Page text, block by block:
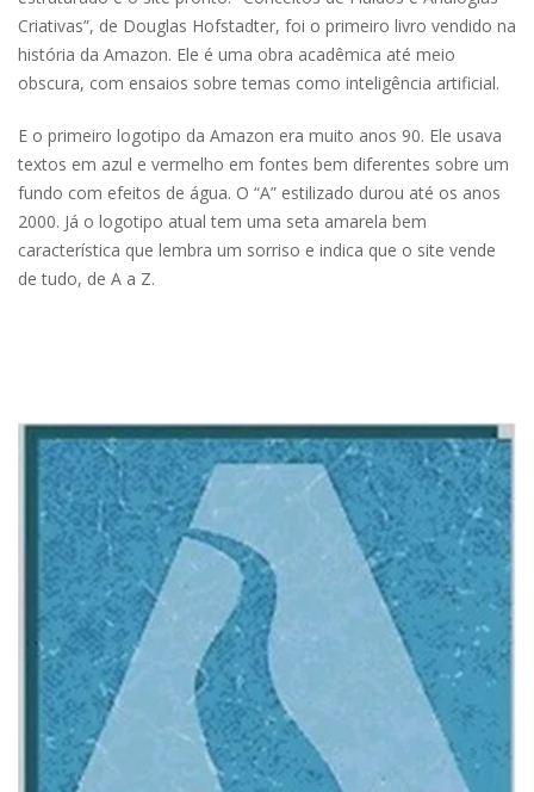
Criativas”, de Douglas Hofstadter, foi o primeiro livro vendido na
história da Amazon. Ele é uma obra acadêmica até meio
obscura, com ensaios sobre temas como inteligência artificial.
E o primeiro logotipo da Amazon era muito anos 90. Ele usava
textos em azul e vermelho em fontes bem diferentes sobre um
fundo com efeitos de água. O “A” estilizado durou até os anos
2000. Já o logotipo atual tem uma seta amarela bem
característica que lembra um sorriso e indica que o site vende
de tudo, de A a Z.